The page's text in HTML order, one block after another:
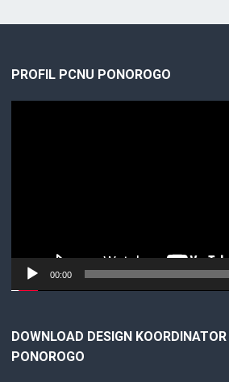
PROFIL PCNU PONOROGO
00:00
DOWNLOAD DESIGN
PONOROGO